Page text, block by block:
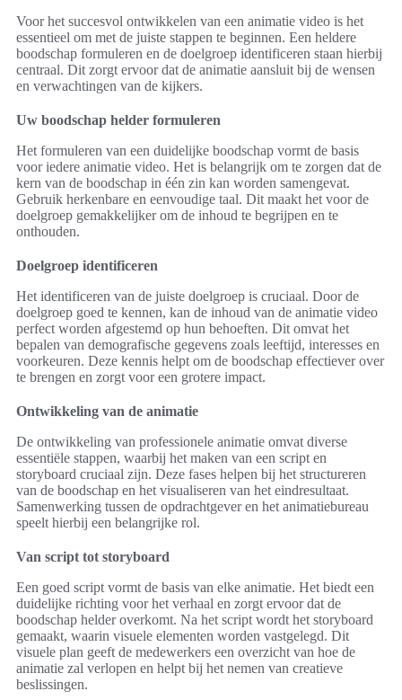
Voor het succesvol ontwikkelen van een animatie video is het
essentieel om met de juiste stappen te beginnen. Een heldere
boodschap formuleren en de doelgroep identificeren staan hierbij
centraal. Dit zorgt ervoor dat de animatie aansluit bij de wensen
en verwachtingen van de kijkers.
Uw boodschap helder formuleren
Het formuleren van een duidelijke boodschap vormt de basis
voor iedere animatie video. Het is belangrijk om te zorgen dat de
kern van de boodschap in één zin kan worden samengevat.
Gebruik herkenbare en eenvoudige taal. Dit maakt het voor de
doelgroep gemakkelijker om de inhoud te begrijpen en te
onthouden.
Doelgroep identificeren
Het identificeren van de juiste doelgroep is cruciaal. Door de
doelgroep goed te kennen, kan de inhoud van de animatie video
perfect worden afgestemd op hun behoeften. Dit omvat het
bepalen van demografische gegevens zoals leeftijd, interesses en
voorkeuren. Deze kennis helpt om de boodschap effectiever over
te brengen en zorgt voor een grotere impact.
Ontwikkeling van de animatie
De ontwikkeling van professionele animatie omvat diverse
essentiële stappen, waarbij het maken van een script en
storyboard cruciaal zijn. Deze fases helpen bij het structureren
van de boodschap en het visualiseren van het eindresultaat.
Samenwerking tussen de opdrachtgever en het animatiebureau
speelt hierbij een belangrijke rol.
Van script tot storyboard
Een goed script vormt de basis van elke animatie. Het biedt een
duidelijke richting voor het verhaal en zorgt ervoor dat de
boodschap helder overkomt. Na het script wordt het storyboard
gemaakt, waarin visuele elementen worden vastgelegd. Dit
visuele plan geeft de medewerkers een overzicht van hoe de
animatie zal verlopen en helpt bij het nemen van creatieve
beslissingen.